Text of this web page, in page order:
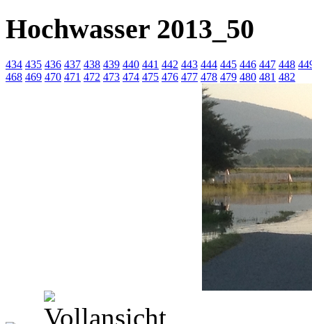
Hochwasser 2013_50
434 435 436 437 438 439 440 441 442 443 444 445 446 447 448
468 469 470 471 472 473 474 475 476 477 478 479 480 481 482